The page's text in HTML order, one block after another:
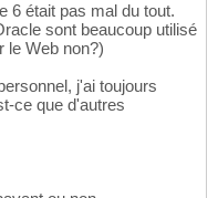
6 était pas mal du tout.
sont beaucoup utilisé
le Web non?)
j'ai toujours
ce que d'autres